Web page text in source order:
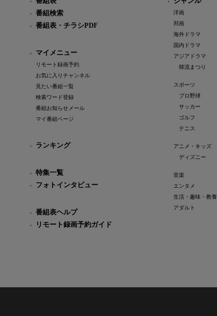
番組検索
番組表・チラシPDF
マイメニュー
リモート録画予約
お気に入りチャンネル
見たい番組一覧
検索ワード登録
番組お知らせメール
マイ番組ページ
ランキング
特集一覧
フォトインタビュー
番組表ヘルプ
リモート録画予約ガイド
洋画
邦画
海外ドラマ
国内ドラマ
アジアドラマ
韓流まつり
スポーツ
プロ野球
サッカー
ゴルフ
テニス
アニメ・キッズ
ディズニー
音楽
エンタメ
生活・趣味・教養
アダルト